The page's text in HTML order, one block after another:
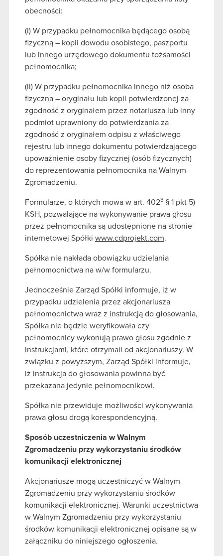
korzystanie z naszej witryny, zgadasz się na
używanie plików cookie.
obecności:
(i) W przypadku pełnomocnika będącego osobą
fizyczną – kopii dowodu osobistego, paszportu
lub innego urzędowego dokumentu tożsamości
pełnomocnika;
(ii) W przypadku pełnomocnika innego niż osoba
fizyczna – oryginału lub kopii potwierdzonej za
zgodność z oryginałem przez notariusza lub inny
podmiot uprawniony do potwierdzania za
zgodność z oryginałem odpisu z właściwego
rejestru lub innego dokumentu potwierdzającego
upoważnienie osoby fizycznej (osób fizycznych)
do reprezentowania pełnomocnika na Walnym
Zgromadzeniu.
Formularze, o których mowa w art. 4023 § 1 pkt 5)
KSH, pozwalające na wykonywanie prawa głosu
przez pełnomocnika są udostępnione na stronie
internetowej Spółki www.cdprojekt.com.
Spółka nie nakłada obowiązku udzielania
pełnomocnictwa na w/w formularzu.
Jednocześnie Zarząd Spółki informuje, iż w
przypadku udzielenia przez akcjonariusza
pełnomocnictwa wraz z instrukcją do głosowania,
Spółka nie będzie weryfikowała czy
pełnomocnicy wykonują prawo głosu zgodnie z
instrukcjami, które otrzymali od akcjonariuszy. W
związku z powyższym, Zarząd Spółki informuje,
iż instrukcja do głosowania powinna być
przekazana jedynie pełnomocnikowi.
Spółka nie przewiduje możliwości wykonywania
prawa głosu drogą korespondencyjną.
Sposób uczestniczenia w Walnym
Zgromadzeniu przy wykorzystaniu środków
komunikacji elektronicznej
Akcjonariusze mogą uczestniczyć w Walnym
Zgromadzeniu przy wykorzystaniu środków
komunikacji elektronicznej. Warunki uczestnictwa
w Walnym Zgromadzeniu przy wykorzystaniu
środków komunikacji elektronicznej opisane są w
załączniku do niniejszego ogłoszenia.